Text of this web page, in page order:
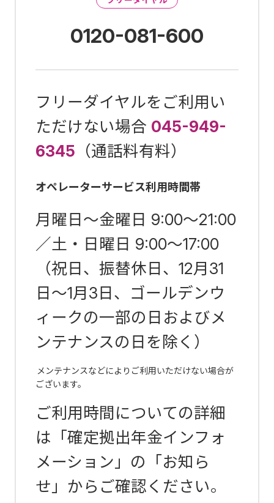
0120-081-600
フリーダイヤルをご利用い
ただけない場合 045-949-
6345 （通話料有料）
オペレーターサービス利用時間帯
月曜日～金曜日 9:00～21:00
／土・日曜日 9:00～17:00
（祝日、振替休日、12月31
日～1月3日、ゴールデンウ
ィークの一部の日およびメ
ンテナンスの日を除く）
メンテナンスなどによりご利用いただけない場合が
ございます。
ご利用時間についての詳細
は「確定拠出年金インフォ
メーション」の「お知ら
せ」からご確認ください。